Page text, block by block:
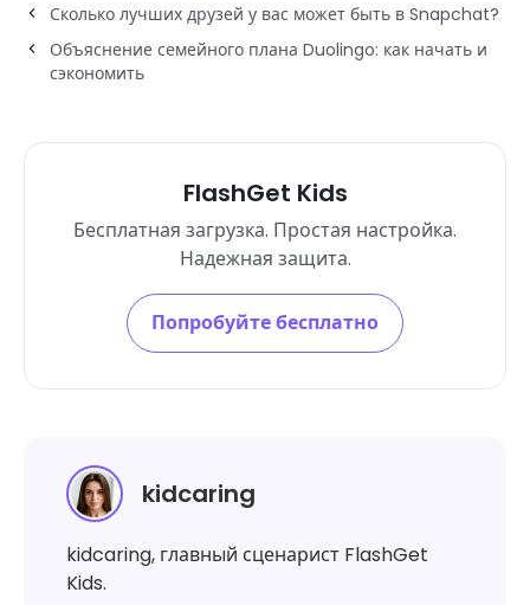
Сколько лучших друзей у вас может быть в Snapchat?
Объяснение семейного плана Duolingo: как начать и
сэкономить
FlashGet Kids
Бесплатная загрузка. Простая настройка.
Надежная защита.
Попробуйте бесплатно
kidcaring
kidcaring, главный сценарист FlashGet
Kids.